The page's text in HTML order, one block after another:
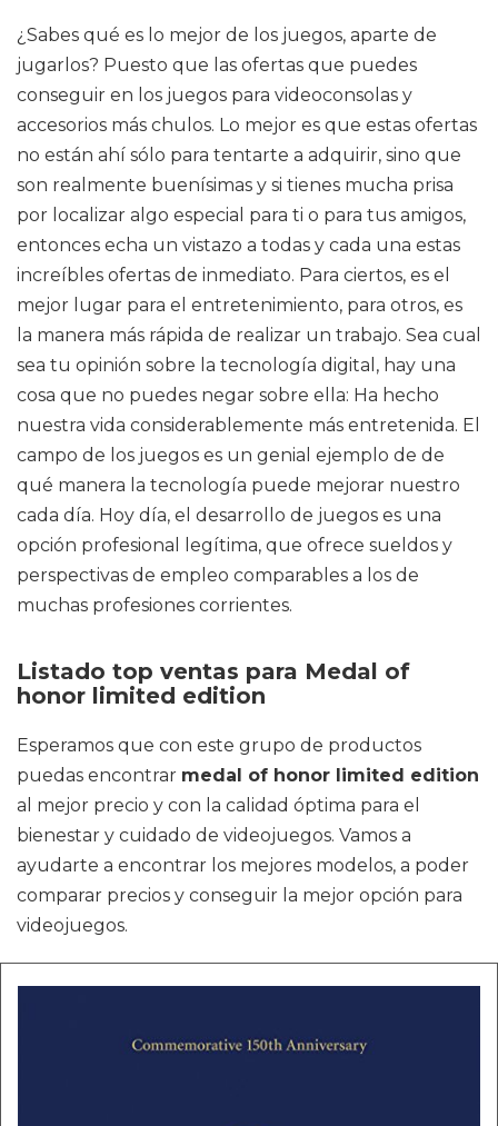
¿Sabes qué es lo mejor de los juegos, aparte de
jugarlos? Puesto que las ofertas que puedes
conseguir en los juegos para videoconsolas y
accesorios más chulos. Lo mejor es que estas ofertas
no están ahí sólo para tentarte a adquirir, sino que
son realmente buenísimas y si tienes mucha prisa
por localizar algo especial para ti o para tus amigos,
entonces echa un vistazo a todas y cada una estas
increíbles ofertas de inmediato. Para ciertos, es el
mejor lugar para el entretenimiento, para otros, es
la manera más rápida de realizar un trabajo. Sea cual
sea tu opinión sobre la tecnología digital, hay una
cosa que no puedes negar sobre ella: Ha hecho
nuestra vida considerablemente más entretenida. El
campo de los juegos es un genial ejemplo de de
qué manera la tecnología puede mejorar nuestro
cada día. Hoy día, el desarrollo de juegos es una
opción profesional legítima, que ofrece sueldos y
perspectivas de empleo comparables a los de
muchas profesiones corrientes.
Listado top ventas para Medal of
honor limited edition
Esperamos que con este grupo de productos
puedas encontrar medal of honor limited edition
al mejor precio y con la calidad óptima para el
bienestar y cuidado de videojuegos. Vamos a
ayudarte a encontrar los mejores modelos, a poder
comparar precios y conseguir la mejor opción para
videojuegos.